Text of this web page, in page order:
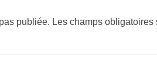
publiée. Les champs